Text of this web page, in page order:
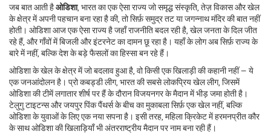
जब बात आती हैओडिशा, भारत का एक ऐसा राज्य जो समृद्ध संस्कृति, तेज़ विकास और खेल
के क्षेत्र में अपनी पहचान बना रहा हैकी, तो सिर्फ़ समुद्र तट या जगन्नाथ मंदिर की बात नहीं
होती। ओडिशा आज एक ऐसा राज्य है जहाँ राजनीति बदल रही है, खेल जनता के दिल जीत
रहे हैं, और गाँवों में बिजली और इंटरनेट का दामन छू रहा है। यहाँ के लोग अब सिर्फ़ राज्य के
बारे में नहीं, बल्कि देश के बड़े फैसलों का हिस्सा बन रहे हैं।
ओडिशा के खेल के क्षेत्र में जो बदलाव हुआ है, वो किसी एक खिलाड़ी की कहानी नहीं — ये
एक जनआंदोलन है। प्रो कबड्डी लीग, भारत की सबसे लोकप्रिय खेल लीग, जिसमें
ओडिशा की टीमें लगातार शीर्ष पर हैंके दौरान विजयनगर के मैदान में भीड़ जमा होती है।
टेलुगु टाइटन्स और जयपुर पिंक पैंथर्स के बीच का मुकाबला सिर्फ़ एक खेल नहीं, बल्कि
ओडिशा के युवाओं के लिए एक नया सपना है। इसी तरह, महिला क्रिकेट में हरमनप्रीत कौर
के साथ ओडिशा की खिलाड़ियाँ भी अंतरराष्ट्रीय मैदान पर नाम बना रही हैं।